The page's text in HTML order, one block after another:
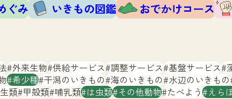
ぐみ いきもの図鑑 おでかけコース
外来生物 供給サービス 調整サービス 基盤サービス
希少種 干潟のいきもの 海のいきもの 水辺のいきもの
類 甲殻類 哺乳類 は虫類 その他動物 たべよう えら